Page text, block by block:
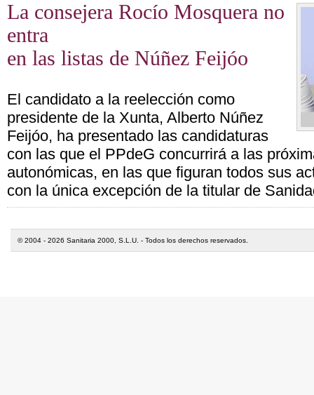
La consejera Rocío Mosquera no
entra
en las listas de Núñez Feijóo
El candidato a la reelección como
presidente de la Xunta, Alberto Núñez
Feijóo, ha presentado las candidaturas
con las que el PPdeG concurrirá a las
autonómicas, en las que figuran todos sus
con la única excepción de la titular de
© 2004 - 2026 Sanitaria 2000, S.L.U. - Todos los derechos reservados.